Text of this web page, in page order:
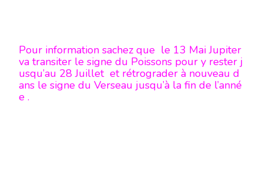
Pour information sachez que le 13 Mai Jupiter
va transiter le signe du Poissons pour y rester j
usqu’au 28 Juillet et rétrograder à nouveau d
ans le signe du Verseau jusqu’à la fin de l’anné
e .